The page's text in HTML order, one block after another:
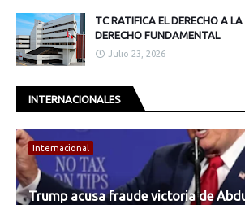
TC RATIFICA EL DERECHO A
DERECHO FUNDAMENTAL
Julio 23, 2026
INTERNACIONALES
Internacional
Trump acusa fraude victoria de